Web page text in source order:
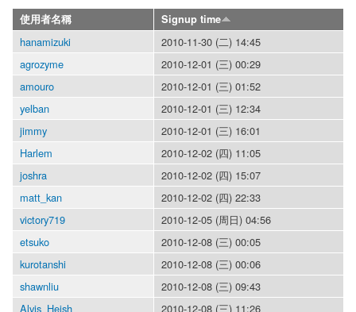
使用者名稱 Signup time
hanamizuki
2010-11-30 (二) 14:45
agrozyme
2010-12-01 (三) 00:29
amouro
2010-12-01 (三) 01:52
yelban
2010-12-01 (三) 12:34
jimmy
2010-12-01 (三) 16:01
Harlem
2010-12-02 (四) 11:05
joshra
2010-12-02 (四) 15:07
matt_kan
2010-12-02 (四) 22:33
victory719
2010-12-05 (周日) 04:56
etsuko
2010-12-08 (三) 00:05
kurotanshi
2010-12-08 (三) 00:06
shawnliu
2010-12-08 (三) 09:43
Alvis_Heish
2010-12-08 (三) 11:26